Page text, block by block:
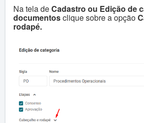
Na tela deCadastro ou Edição de
documentosclique sobre a opção
rodapé.